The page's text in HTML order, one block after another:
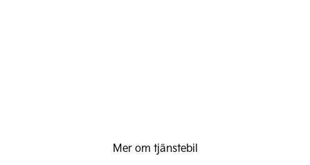
Mer om tjänstebil